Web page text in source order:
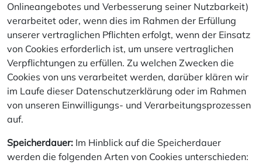
Onlineangebotes und Verbesserung seiner Nutzbarkeit)
verarbeitet oder, wenn dies im Rahmen der Erfüllung
unserer vertraglichen Pflichten erfolgt, wenn der Einsatz
von Cookies erforderlich ist, um unsere vertraglichen
Verpflichtungen zu erfüllen. Zu welchen Zwecken die
Cookies von uns verarbeitet werden, darüber klären wir
im Laufe dieser Datenschutzerklärung oder im Rahmen
von unseren Einwilligungs- und Verarbeitungsprozessen
auf.
Speicherdauer: Im Hinblick auf die Speicherdauer
werden die folgenden Arten von Cookies unterschieden: